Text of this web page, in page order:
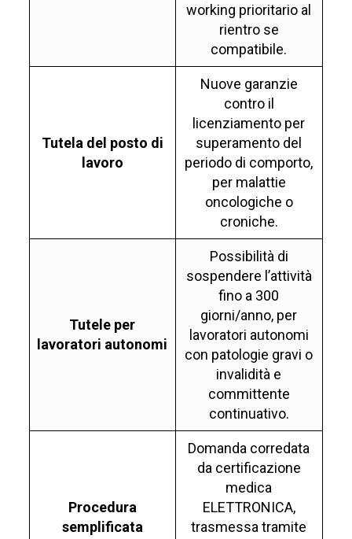
working prioritario al
rientro se
compatibile.
Tutela del posto di
lavoro
Nuove garanzie
contro il
licenziamento per
superamento del
periodo di comporto,
per malattie
oncologiche o
croniche.
Tutele per
lavoratori autonomi
Possibilità di
sospendere l’attività
fino a 300
giorni/anno, per
lavoratori autonomi
con patologie gravi o
invalidità e
committente
continuativo.
Procedura
semplificata
Domanda corredata
da certificazione
medica
ELETTRONICA,
trasmessa tramite